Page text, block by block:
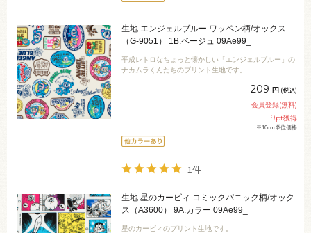
生地 エンジェルブルー ワッペン柄/オックス
（G-9051） 1B.ベージュ 09Ae99_
平成レトロなちょっと懐かしい「エンジェルブルー」の
ナカムラくんたちのプリント生地です。
209 円 (税込)
会員登録(無料)
9pt獲得
※10cm単位価格
1件
生地 星のカービィ コミックパニック柄/オック
ス（A3600） 9A.カラー 09Ae99_
星のカービィのプリント生地です。